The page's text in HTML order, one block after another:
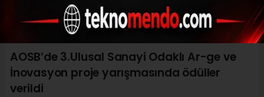
AOSB’de 3.Ulusal Sanayi Odaklı Ar-ge ve
İnovasyon proje yarışmasında ödüller
verildi